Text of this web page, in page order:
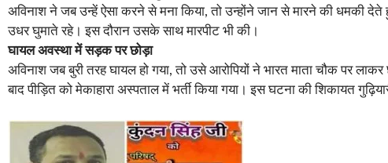
अविनाश ने जब उन्हें ऐसा करने से मना किया, तो उन्होंने जान से मारने की धमकी
उधर घुमाते रहे। इस दौरान उसके साथ मारपीट भी की।
घायल अवस्था में सड़क पर छोड़ा
अविनाश जब बुरी तरह घायल हो गया, तो उसे आरोपियों ने भारत माता चौक पर
बाद पीड़ित को मेकाहारा अस्पताल में भर्ती किया गया। इस घटना की शिकायत